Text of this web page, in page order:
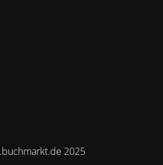
2025